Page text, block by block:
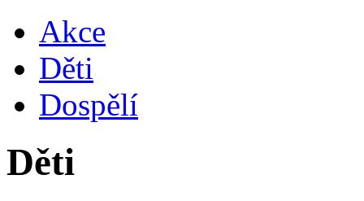
Akce
Děti
Dospělí
Děti